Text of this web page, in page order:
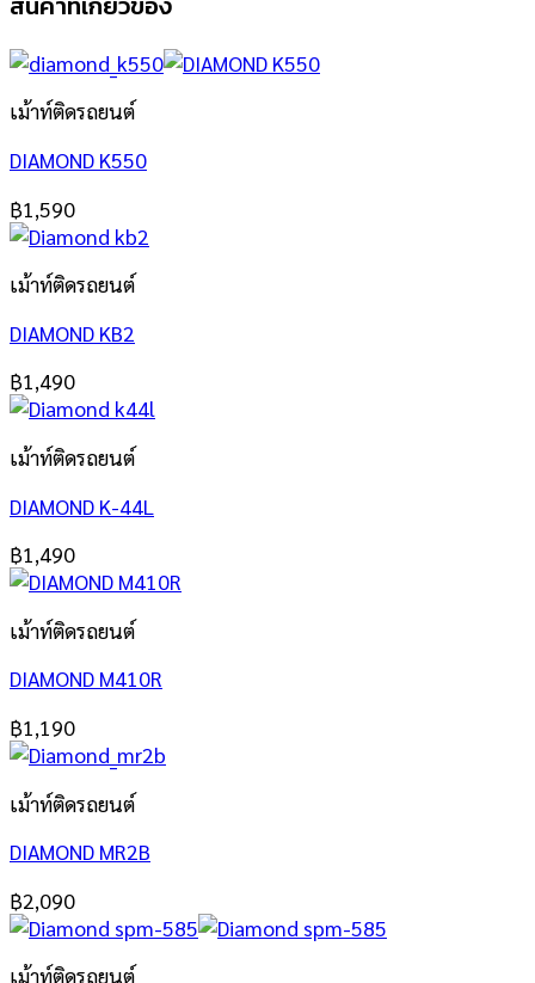
เม้าท์ติดรถยนต์
DIAMOND K550
฿1,590
เม้าท์ติดรถยนต์
DIAMOND KB2
฿1,490
เม้าท์ติดรถยนต์
DIAMOND K-44L
฿1,490
เม้าท์ติดรถยนต์
DIAMOND M410R
฿1,190
เม้าท์ติดรถยนต์
DIAMOND MR2B
฿2,090
เม้าท์ติดรถยนต์